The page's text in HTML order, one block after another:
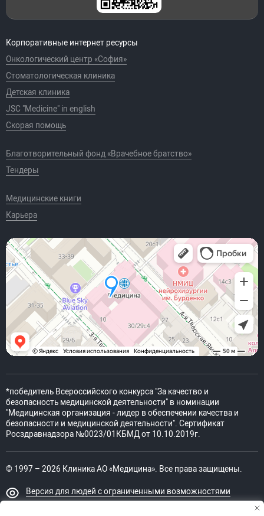
Корпоративные интернет ресурсы
Онкологический центр «София»
Стоматологическая клиника
Детская клиника
JSC "Medicine" in english
Скорая помощь
Благотворительный фонд «Врачебное братство»
Тендеры
Медицинские книги
Карьера
*победитель Всероссийского конкурса "За качество и
безопасность медицинской деятельности" в номинации
"Медицинская организация - лидер в обеспечении качества и
безопасности и медицинской деятельности". Сертификат
Росздравнадзора №0023/01КБМД от 10.10.2019г.
© 1997 – 2026 Клиника АО «Медицина». Все права защищены.
Версия для людей с ограниченными возможностями